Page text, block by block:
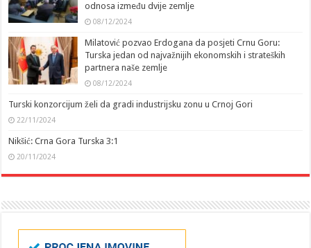
odnosa između dvije zemlje
08/12/2024
Milatović pozvao Erdogana da posjeti Crnu Goru:
Turska jedan od najvažnijih ekonomskih i strateških
partnera naše zemlje
08/12/2024
Turski konzorcijum želi da gradi industrijsku zonu u Crnoj Gori
22/11/2024
Nikšić: Crna Gora Turska 3:1
20/11/2024